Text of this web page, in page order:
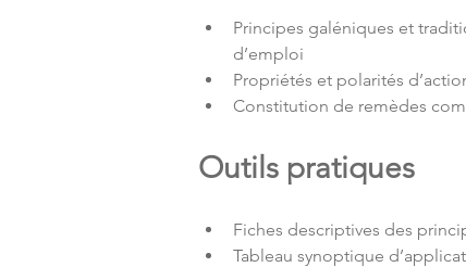
Principes galéniques et
d’emploi​
Propriétés et polarités
Constitution de remèdes
Outils pratiques
Fiches descriptives des
Tableau synoptique